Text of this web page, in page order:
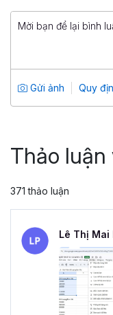
Tổng
4.86
Gửi ảnh Quy
Thảo luận
371 thảo luận
Lê Thị Mai